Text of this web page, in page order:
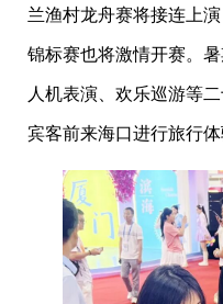
兰渔村龙舟赛将接连上
锦标赛也将激情开赛。
人机表演、欢乐巡游等
宾客前来海口进行旅行体